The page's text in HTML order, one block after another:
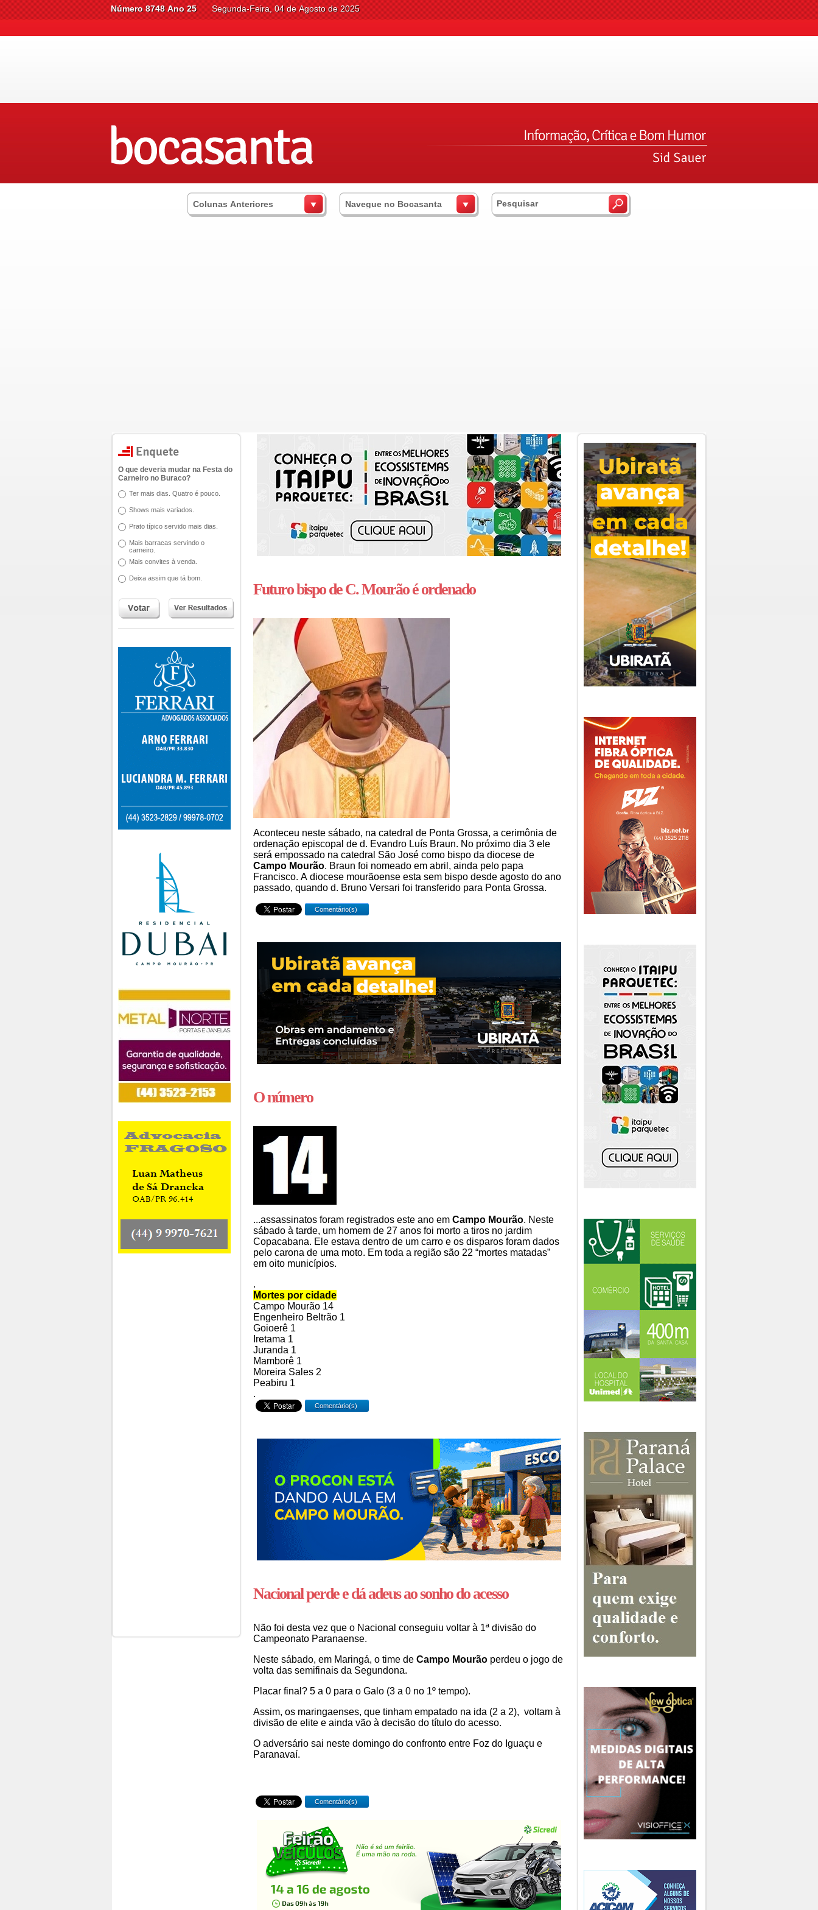
Número 8748 Ano 25 Segunda-Feira, 04 de Agosto de 2025
Colunas Anteriores Navegue no Bocasanta
O que deveria mudar na Festa do
Carneiro no Buraco?
Ter mais dias. Quatro é pouco.
Shows mais variados.
Prato típico servido mais dias.
Mais barracas servindo o
carneiro.
Mais convites à venda.
Deixa assim que tá bom.
Futuro bispo de C. Mourão é ordenado
Aconteceu neste sábado, na catedral de Ponta Grossa, a cerimônia de
ordenação episcopal de d. Evandro Luís Braun. No próximo dia 3 ele
será empossado na catedral São José como bispo da diocese de
Campo Mourão. Braun foi nomeado em abril, ainda pelo papa
Francisco. A diocese mourãoense esta sem bispo desde agosto do ano
passado, quando d. Bruno Versari foi transferido para Ponta Grossa.
Comentário(s)
O número
...assassinatos foram registrados este ano em Campo Mourão. Neste
sábado à tarde, um homem de 27 anos foi morto a tiros no jardim
Copacabana. Ele estava dentro de um carro e os disparos foram dados
pelo carona de uma moto. Em toda a região são 22 “mortes matadas”
em oito municípios.
.
Mortes por cidade
Campo Mourão 14
Engenheiro Beltrão 1
Goioerê 1
Iretama 1
Juranda 1
Mamborê 1
Moreira Sales 2
Peabiru 1
.
Comentário(s)
Nacional perde e dá adeus ao sonho do acesso
Não foi desta vez que o Nacional conseguiu voltar à 1ª divisão do
Campeonato Paranaense.
Neste sábado, em Maringá, o time de Campo Mourão perdeu o jogo de
volta das semifinais da Segundona.
Placar final? 5 a 0 para o Galo (3 a 0 no 1º tempo).
Assim, os maringaenses, que tinham empatado na ida (2 a 2), voltam à
divisão de elite e ainda vão à decisão do título do acesso.
O adversário sai neste domingo do confronto entre Foz do Iguaçu e
Paranavaí.
Comentário(s)